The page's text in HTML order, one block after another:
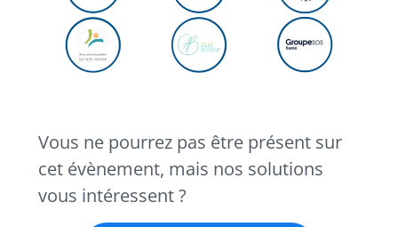
Vous ne pourrez pas être présent sur
cet évènement, mais nos solutions
vous intéressent ?